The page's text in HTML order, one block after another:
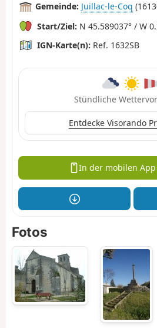
Gemeinde: Juillac-le-Coq
Start/Ziel: N 45.589037° / W
IGN-Karte(n): Ref. 1632SB
Stündliche
Entdecke Visorando
In der mobilen
Fotos